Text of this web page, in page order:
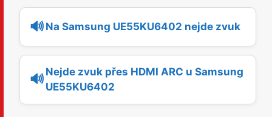
🔊 Na Samsung UE55KU6402 nejde zvuk
🔊 Nejde zvuk přes HDMI ARC u Samsung
UE55KU6402